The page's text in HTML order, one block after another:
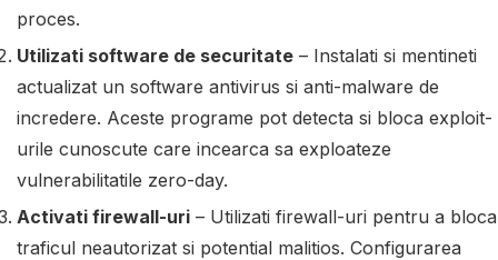
proces.
Utilizati software de securitate – Instalati si mentineti
actualizat un software antivirus si anti-malware de
incredere. Aceste programe pot detecta si bloca exploit-
urile cunoscute care incearca sa exploateze
vulnerabilitatile zero-day.
Activati firewall-uri – Utilizati firewall-uri pentru a bloca
traficul neautorizat si potential malitios. Configurarea